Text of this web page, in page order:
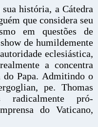
história, a Cátedra
que considera seu
em questões de
de humildemente
eclesiástica,
a concentra
do Papa. Admitindo o
pe. Thomas
pró-
do Vaticano,